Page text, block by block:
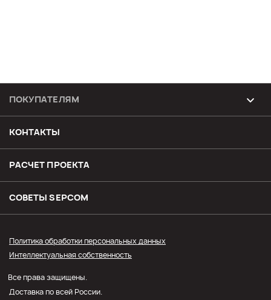
ПОКУПАТЕЛЯМ
Возврат и обмен товара
Доставка
Оплата
Оптовым покупателям
Личный кабинет
КОНТАКТЫ
РАСЧЕТ ПРОЕКТА
СОВЕТЫ SЕPCOM
Политика обработки персональных данных
Интеллектуальная собственность
Все права защищены.
Доставка по всей России.